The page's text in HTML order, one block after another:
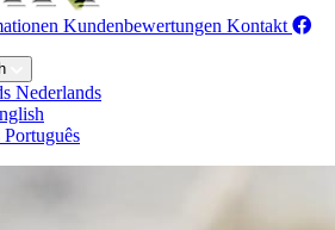
Kundenbewertungen Kontakt
Nederlands
Português